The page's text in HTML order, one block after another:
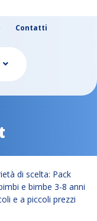
Contatti
di scelta: Pack
e bimbe 3-8 anni
e a piccoli prezzi